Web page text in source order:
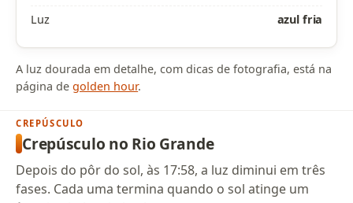
Luz
azul fria
A luz dourada em detalhe, com dicas de fotografia, está na
página degolden hour.
CREPÚSCULO
Crepúsculo no Rio Grande
Depois do pôr do sol, às 17:58, a luz diminui em três
fases. Cada uma termina quando o sol atinge um